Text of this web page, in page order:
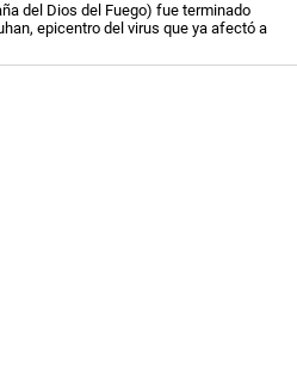
del Dios del Fuego) fue terminado
epicentro del virus que ya afectó a